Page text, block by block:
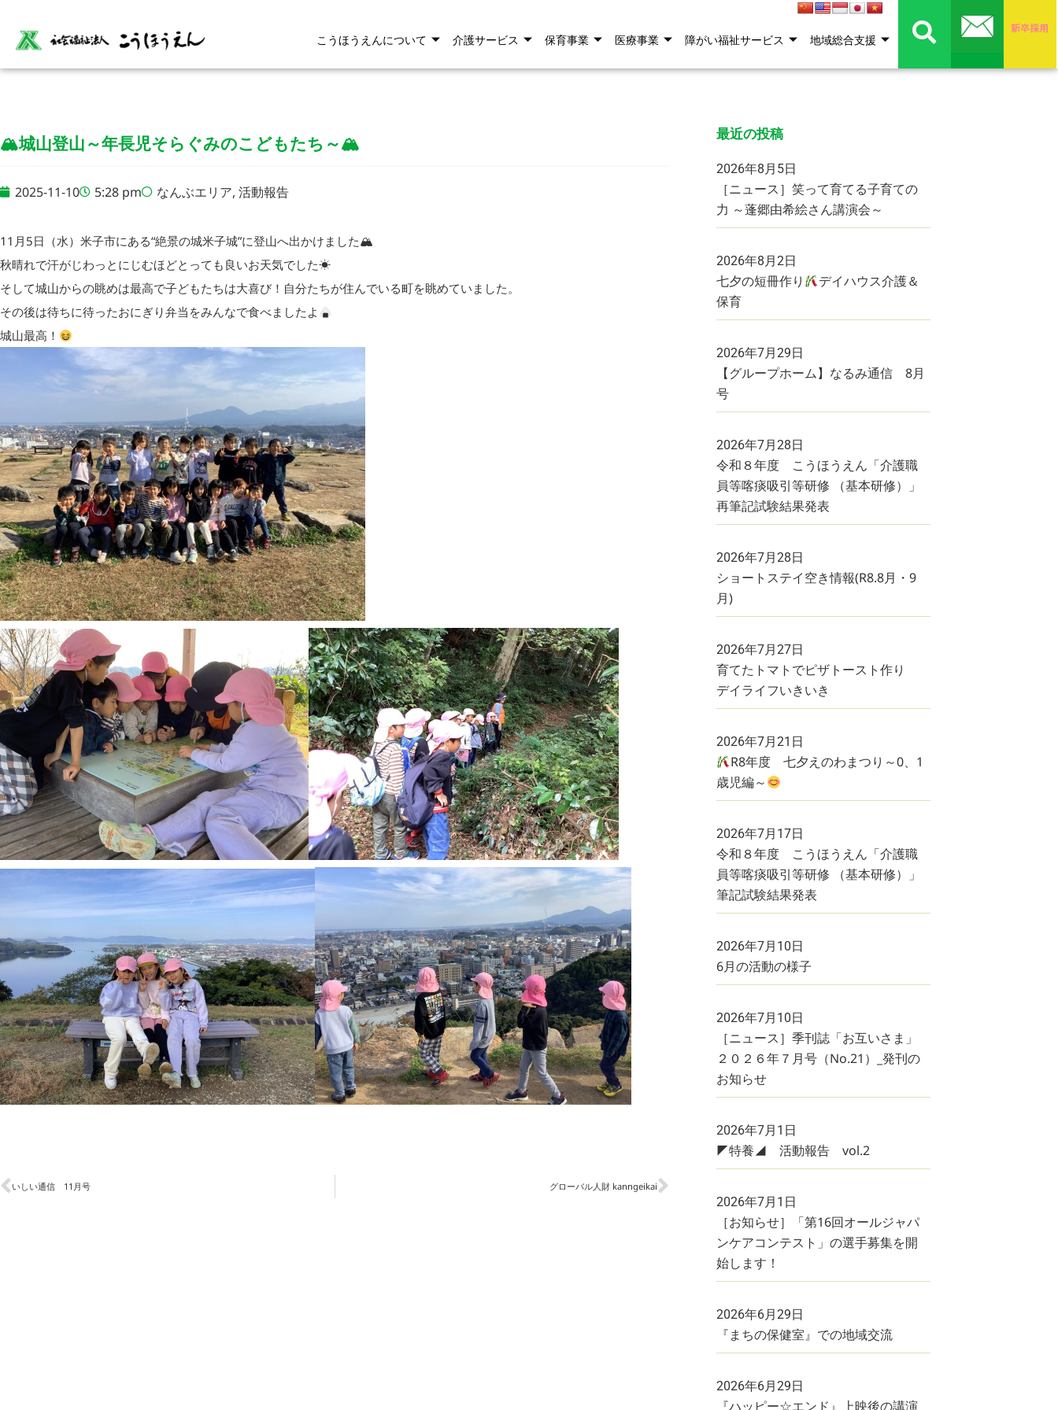
こうほうえんについて 介護サービス 保育事業 医療事業 障がい福祉サービス 地域総合支援
🏔城山登山～年長児そらぐみのこどもたち～🏔
2025-11-10 5:28 pm なんぶエリア, 活動報告
11月5日（水）米子市にある“絶景の城米子城”に登山へ出かけました🏔
秋晴れで汗がじわっとにじむほどとっても良いお天気でした☀
そして城山からの眺めは最高で子どもたちは大喜び！自分たちが住んでいる町を眺めていました。
その後は待ちに待ったおにぎり弁当をみんなで食べましたよ
城山最高！
いしい通信 11月号 グローバル人財 kanngeikai
最近の投稿
2026年8月5日
［ニュース］笑って育てる子育ての
力 ～蓬郷由希絵さん講演会～
2026年8月2日
七夕の短冊作り
デイハウス介護＆
保育
2026年7月29日
【グループホーム】なるみ通信 8月
号
2026年7月28日
令和８年度 こうほうえん「介護職
員等喀痰吸引等研修 （基本研修）」
再筆記試験結果発表
2026年7月28日
ショートステイ空き情報(R8.8月・9
月)
2026年7月27日
育てたトマトでピザトースト作り
デイライフいきいき
2026年7月21日
R8年度 七夕えのわまつり～0、1
歳児編～
2026年7月17日
令和８年度 こうほうえん「介護職
員等喀痰吸引等研修 （基本研修）」
筆記試験結果発表
2026年7月10日
6月の活動の様子
2026年7月10日
［ニュース］季刊誌「お互いさま」
２０２６年７月号（No.21）_発刊の
お知らせ
2026年7月1日
◤特養◢ 活動報告 vol.2
2026年7月1日
［お知らせ］「第16回オールジャパ
ンケアコンテスト」の選手募集を開
始します！
2026年6月29日
『まちの保健室』での地域交流
2026年6月29日
『ハッピー☆エンド』上映後の講演